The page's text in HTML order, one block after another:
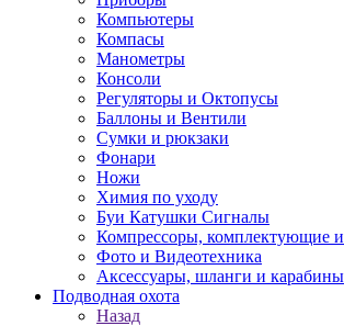
Компьютеры
Компасы
Манометры
Консоли
Регуляторы и Октопусы
Баллоны и Вентили
Сумки и рюкзаки
Фонари
Ножи
Химия по уходу
Буи Катушки Сигналы
Компрессоры, комплектующие и
Фото и Видеотехника
Аксессуары, шланги и карабины
Подводная охота
Назад